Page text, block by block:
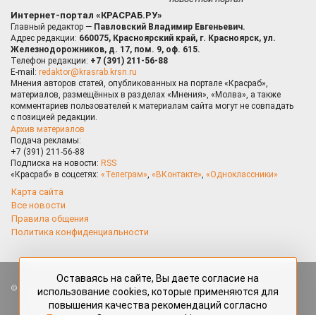
Интернет-портал «КРАСРАБ.РУ»
Главный редактор — Павловский Владимир Евгеньевич.
Адрес редакции: 660075, Красноярский край, г. Красноярск, ул.
Железнодорожников, д. 17, пом. 9, оф. 615.
Телефон редакции: +7 (391) 211-56-88
E-mail: redaktor@krasrab.krsn.ru
Мнения авторов статей, опубликованных на портале «Красраб»,
материалов, размещённых в разделах «Мнения», «Молва», а также
комментариев пользователей к материалам сайта могут не совпадать
с позицией редакции.
Архив материалов
Подача рекламы:
+7 (391) 211-56-88
Подписка на новости: RSS
«Красраб» в соцсетях: «Телеграм», «ВКонтакте», «Одноклассники»
Карта сайта
Все новости
Правила общения
Политика конфиденциальности
Все права защищены. Любые материалы, размещённые на портале
«Красраб.ру» сотрудниками редакции, нештатными авторами
и читателями, являются объектами авторского права. Полное или
Оставаясь на сайте, Вы даете согласие на
использование cookies, которые применяются для
повышения качества рекомендаций согласно